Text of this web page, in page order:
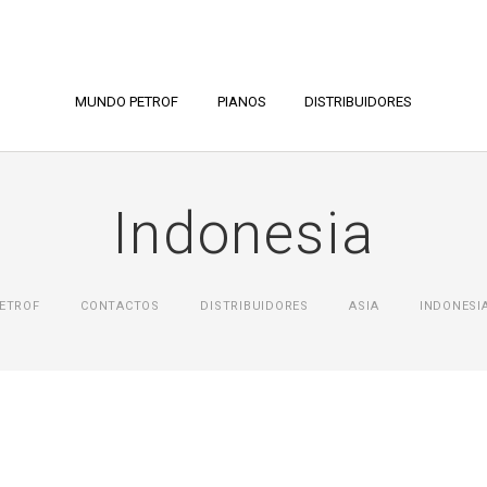
MUNDO PETROF PIANOS DISTRIBUIDORES
Indonesia
CONTACTOS DISTRIBUIDORES ASIA